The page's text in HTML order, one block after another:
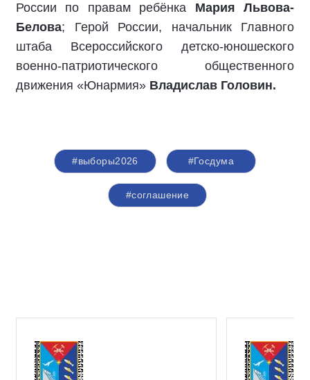
России по правам ребёнка Мария Львова-
Белова; Герой России, начальник Главного
штаба Всероссийского детско-юношеского
военно-патриотического общественного
движения «Юнармия» Владислав Головин.
#выборы2026 #Госдума
#соглашение